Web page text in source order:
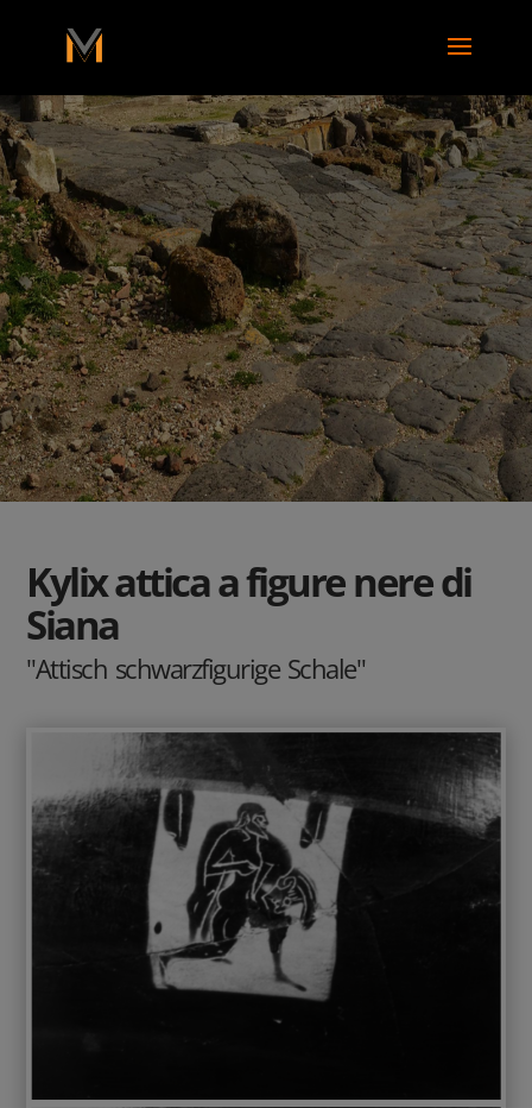
Kylix attica a figure nere di
Siana
"Attisch schwarzfigurige Schale"